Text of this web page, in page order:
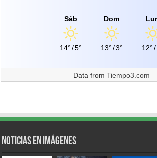
Sáb
14°/5°
Dom
13°/3° 12°/
Data fromTiempo3.com
Noticias en Imágenes